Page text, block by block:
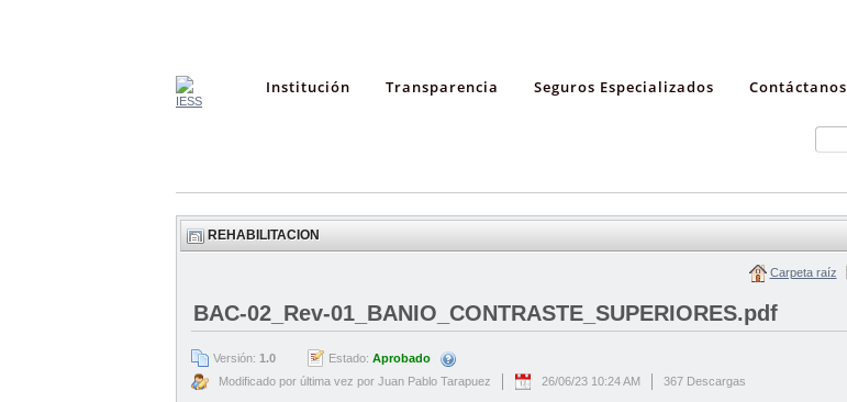
Institución Transparencia Seguros Especializados Contáctanos
REHABILITACION
Carpeta raíz
BAC-02_Rev-01_BANIO_CONTRASTE_SUPERIORES.pdf
Versión: 1.0 Estado: Aprobado
Modificado por última vez por Juan Pablo Tarapuez
26/06/23 10:24 AM 367 Descargas